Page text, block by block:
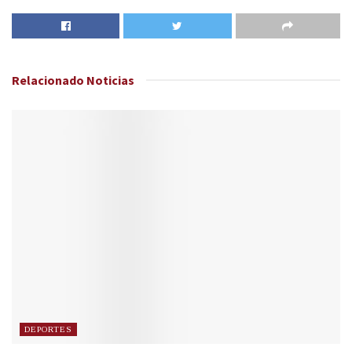
Relacionado Noticias
DEPORTES